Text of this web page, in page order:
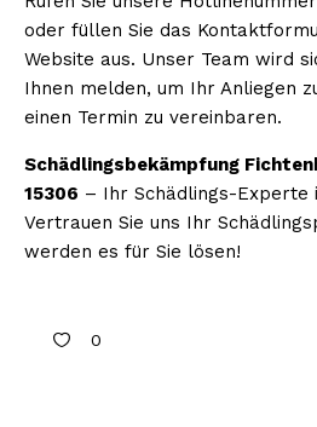
oder füllen Sie das
Website aus. Unser Team wird
Ihnen melden, um Ihr Anliegen
einen Termin zu vereinbaren.
Schädlingsbekämpfung
15306 – Ihr Schädlings-Experte
Vertrauen Sie uns Ihr
werden es für Sie lösen!
0